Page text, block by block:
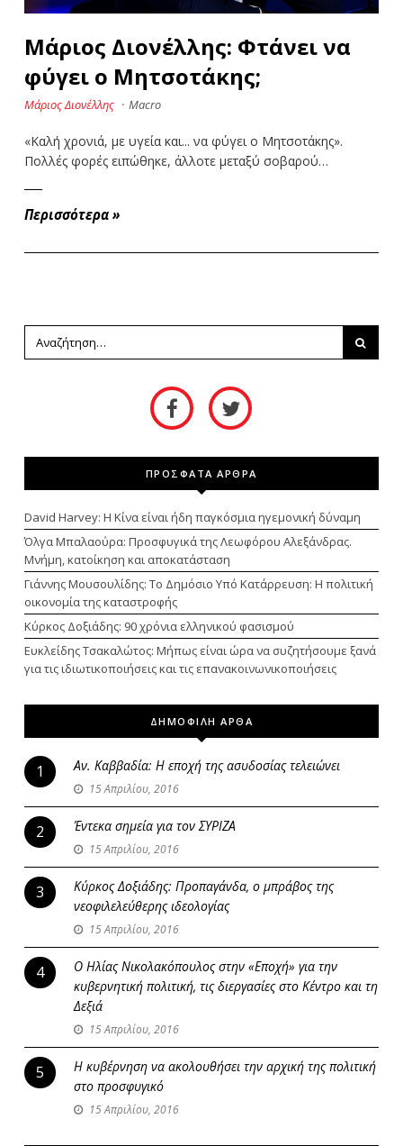
Μάριος Διονέλλης: Φτάνει να
φύγει ο Μητσοτάκης;
Μάριος Διονέλλης · Macro
«Καλή χρονιά, με υγεία και... να φύγει ο Μητσοτάκης».
Πολλές φορές ειπώθηκε, άλλοτε μεταξύ σοβαρού…
Περισσότερα »
ΠΡΟΣΦΑΤΑ ΑΡΘΡΑ
David Harvey: Η Κίνα είναι ήδη παγκόσμια ηγεμονική δύναμη
Όλγα Μπαλαούρα: Προσφυγικά της Λεωφόρου Αλεξάνδρας.
Μνήμη, κατοίκηση και αποκατάσταση
Γιάννης Μουσουλίδης: Το Δημόσιο Υπό Κατάρρευση: Η πολιτική
οικονομία της καταστροφής
Κύρκος Δοξιάδης: 90 χρόνια ελληνικού φασισμού
Ευκλείδης Τσακαλώτος: Μήπως είναι ώρα να συζητήσουμε ξανά
για τις ιδιωτικοποιήσεις και τις επανακοινωνικοποιήσεις
ΔΗΜΟΦΙΛΗ ΑΡΘΑ
1 Αν. Καββαδία: Η εποχή της ασυδοσίας τελειώνει
15 Απριλίου, 2016
2 Έντεκα σημεία για τον ΣΥΡΙΖΑ
15 Απριλίου, 2016
3
Κύρκος Δοξιάδης: Προπαγάνδα, ο μπράβος της
νεοφιλελεύθερης ιδεολογίας
15 Απριλίου, 2016
4
Ο Ηλίας Νικολακόπουλος στην «Εποχή» για την
κυβερνητική πολιτική, τις διεργασίες στο Κέντρο και τη
Δεξιά
15 Απριλίου, 2016
5
Η κυβέρνηση να ακολουθήσει την αρχική της πολιτική
στο προσφυγικό
15 Απριλίου, 2016